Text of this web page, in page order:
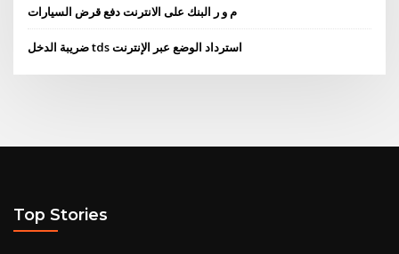
م و ر البنك على الانترنت دفع قرض السيارات
ضريبة الدخل tds استرداد الوضع عبر الإنترنت
Top Stories